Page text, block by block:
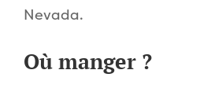
Nevada.
Où manger ?